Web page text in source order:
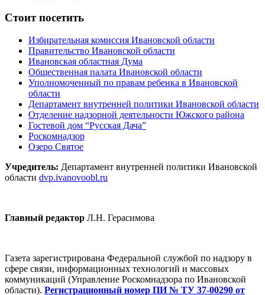
Стоит посетить
Избирательная комиссия Ивановской области
Правительство Ивановской области
Ивановская областная Дума
Общественная палата Ивановской области
Уполномоченный по правам ребенка в Ивановской
области
Департамент внутренней политики Ивановской области
Отделение надзорной деятельности Южского района
Гостевой дом “Русская Дача”
Роскомнадзор
Озеро Святое
Учредитель: Департамент внутренней политики Ивановской
области dvp.ivanovoobl.ru
Главный редактор Л.Н. Герасимова
Газета зарегистрирована Федеральной службой по надзору в
сфере связи, информационных технологий и массовых
коммуникаций (Управление Роскомнадзора по Ивановской
области). Регистрационный номер ПИ № ТУ 37-00290 от